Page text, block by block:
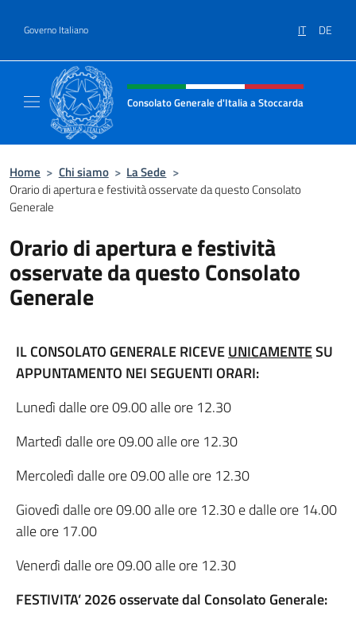
Governo Italiano IT DE
Intestazione sito, social e menù
Consolato Generale d'Italia a Stoccarda
Home > Chi siamo > La Sede >
Orario di apertura e festività osservate da questo Consolato
Generale
Orario di apertura e festività
osservate da questo Consolato
Generale
IL CONSOLATO GENERALE RICEVEUNICAMENTESU
APPUNTAMENTO NEI SEGUENTI ORARI:
Lunedì dalle ore 09.00 alle ore 12.30
Martedì dalle ore 09.00 alle ore 12.30
Mercoledì dalle ore 09.00 alle ore 12.30
Giovedì dalle ore 09.00 alle ore 12.30 e dalle ore 14.00
alle ore 17.00
Venerdì dalle ore 09.00 alle ore 12.30
FESTIVITA’ 2026 osservate dal Consolato Generale: